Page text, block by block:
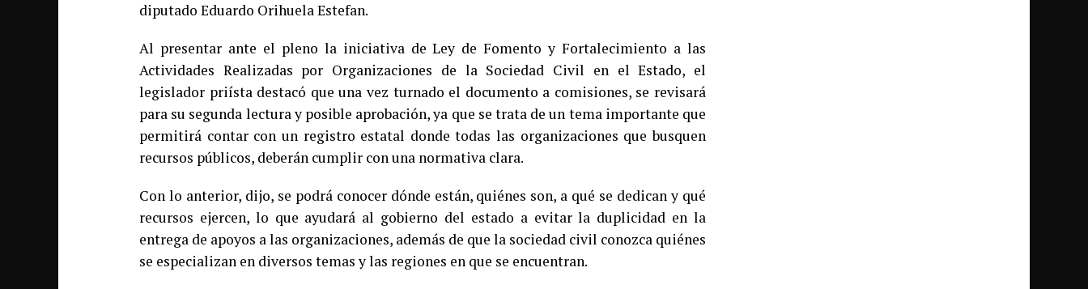
diputado Eduardo Orihuela Estefan.
Al presentar ante el pleno la iniciativa de Ley de Fomento y Fortalecimiento a las
Actividades Realizadas por Organizaciones de la Sociedad Civil en el Estado, el
legislador priísta destacó que una vez turnado el documento a comisiones, se revisará
para su segunda lectura y posible aprobación, ya que se trata de un tema importante que
permitirá contar con un registro estatal donde todas las organizaciones que busquen
recursos públicos, deberán cumplir con una normativa clara.
Con lo anterior, dijo, se podrá conocer dónde están, quiénes son, a qué se dedican y qué
recursos ejercen, lo que ayudará al gobierno del estado a evitar la duplicidad en la
entrega de apoyos a las organizaciones, además de que la sociedad civil conozca quiénes
se especializan en diversos temas y las regiones en que se encuentran.